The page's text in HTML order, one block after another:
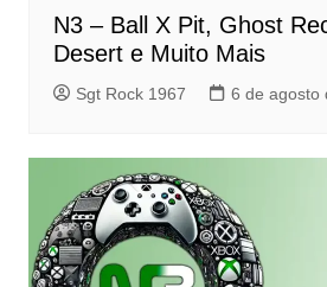
N3 – Ball X Pit, Ghost
Desert e Muito Mais
Sgt Rock 1967 6 de agosto